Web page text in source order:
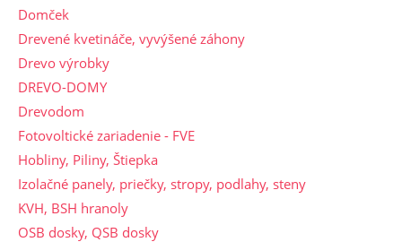
Domček
Drevené kvetináče, vyvýšené záhony
Drevo výrobky
DREVO-DOMY
Drevodom
Fotovoltické zariadenie - FVE
Hobliny, Piliny, Štiepka
Izolačné panely, priečky, stropy, podlahy, steny
KVH, BSH hranoly
OSB dosky, QSB dosky